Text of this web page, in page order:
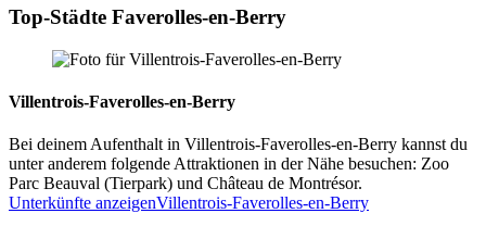
Top-Städte Faverolles-en-Berry
Villentrois-Faverolles-en-Berry
Bei deinem Aufenthalt in Villentrois-Faverolles-en-Berry kannst du
unter anderem folgende Attraktionen in der Nähe besuchen: Zoo
Parc Beauval (Tierpark) und Château de Montrésor.
Unterkünfte anzeigenVillentrois-Faverolles-en-Berry